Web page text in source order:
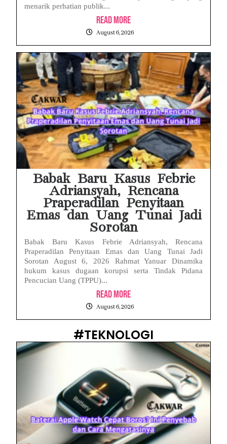
menarik perhatian publik...
Read More
August 6, 2026
Babak Baru Kasus Febrie
Adriansyah, Rencana
Praperadilan Penyitaan
Emas dan Uang Tunai Jadi
Sorotan
Babak Baru Kasus Febrie Adriansyah, Rencana
Praperadilan Penyitaan Emas dan Uang Tunai Jadi
Sorotan August 6, 2026 Rahmat Yanuar Dinamika
hukum kasus dugaan korupsi serta Tindak Pidana
Pencucian Uang (TPPU)...
Read More
August 6, 2026
#TEKNOLOGI